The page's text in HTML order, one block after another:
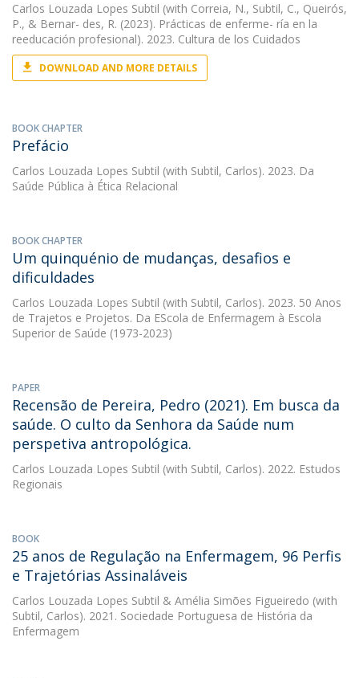
Carlos Louzada Lopes Subtil (with Correia, N., Subtil, C., Queirós,
P., & Bernar- des, R. (2023). Prácticas de enferme- ría en la
reeducación profesional). 2023. Cultura de los Cuidados
DOWNLOAD AND MORE DETAILS
BOOK CHAPTER
Prefácio
Carlos Louzada Lopes Subtil (with Subtil, Carlos). 2023. Da
Saúde Pública à Ética Relacional
BOOK CHAPTER
Um quinquénio de mudanças, desafios e
dificuldades
Carlos Louzada Lopes Subtil (with Subtil, Carlos). 2023. 50 Anos
de Trajetos e Projetos. Da EScola de Enfermagem à Escola
Superior de Saúde (1973-2023)
PAPER
Recensão de Pereira, Pedro (2021). Em busca da
saúde. O culto da Senhora da Saúde num
perspetiva antropológica.
Carlos Louzada Lopes Subtil (with Subtil, Carlos). 2022. Estudos
Regionais
BOOK
25 anos de Regulação na Enfermagem, 96 Perfis
e Trajetórias Assinaláveis
Carlos Louzada Lopes Subtil & Amélia Simões Figueiredo (with
Subtil, Carlos). 2021. Sociedade Portuguesa de História da
Enfermagem